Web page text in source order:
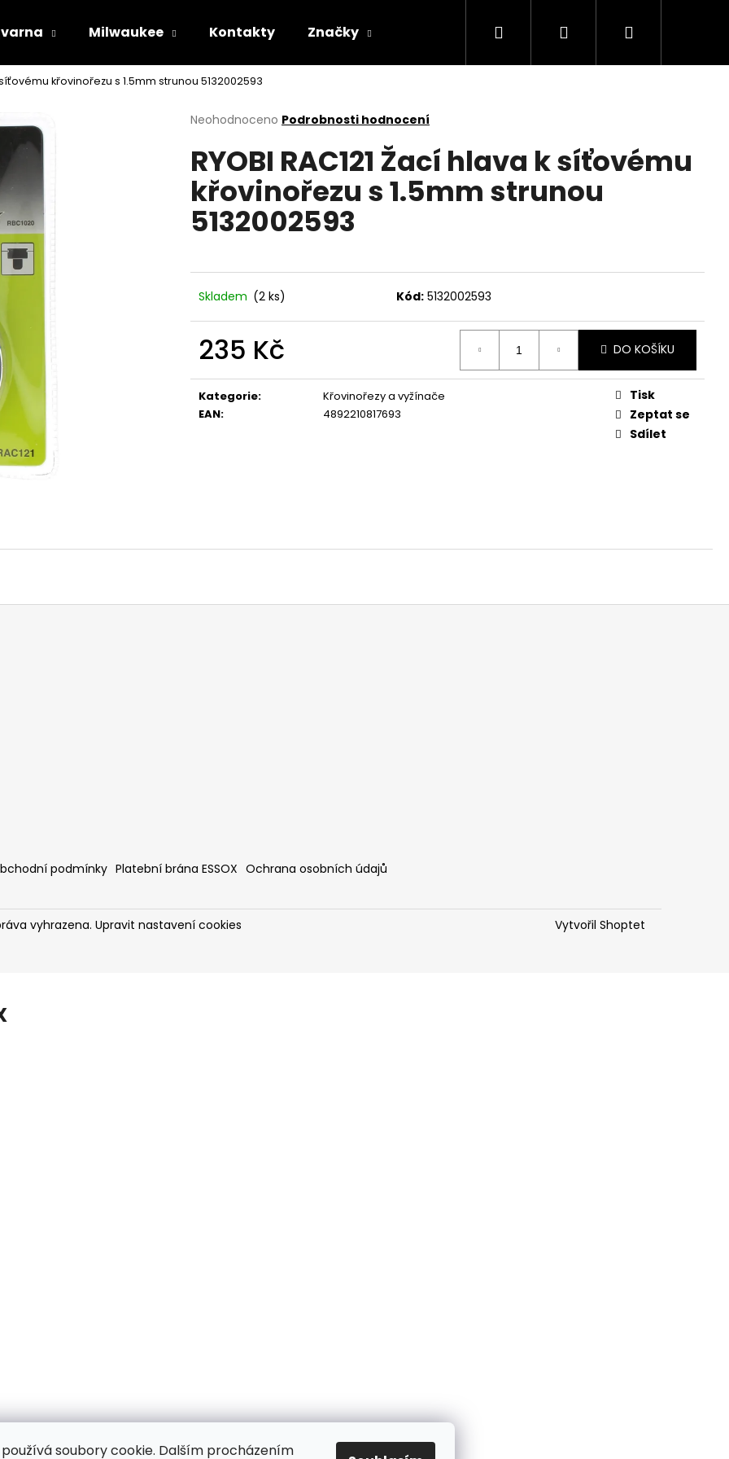
soubory cookie. Dalším procházením
Milwaukee Kontakty Značky Hledat PřihlášeníNákupní
síťovému křovinořezu s 1.5mm strunou 5132002593
Průměrné
produktu
je
0,0
5
hvězdiček.
Neohodnoceno Podrobnosti hodnocení
RYOBI RAC121 Žací hlava k síťovému
křovinořezu s 1.5mm strunou
5132002593
Skladem (2 ks) Kód: 5132002593
235 Kč
cena:
DO KOŠÍKU
Kategorie:
Křovinořezy a vyžínače
EAN: 4892210817693
Tisk
Zeptat se
Sdílet
Co potřebujete najít?
HLEDAT
RM 443 T
14 290 Kč
HUSQVARNA AUTOMOWER 430V NERA
104 990 Kč
podmínky Platební brána ESSOX Ochrana osobních údajů
Vytvořil Shoptet
vyhrazena. Upravit nastavení cookies